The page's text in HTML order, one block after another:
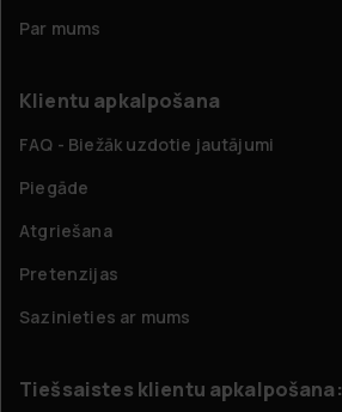
Par mums
Klientu apkalpošana
FAQ - Biežāk uzdotie jautājumi
Piegāde
Atgriešana
Pretenzijas
Sazinieties ar mums
Tiešsaistes klientu apkalpošana: